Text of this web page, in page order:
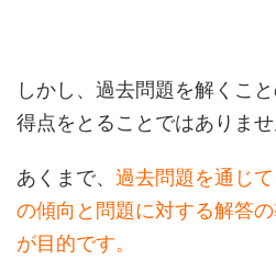
しかし、過去問題を解くこ
得点をとることではありませ
あくまで、 過去問題を通じ
の傾向と問題に対する解答
が目的です。